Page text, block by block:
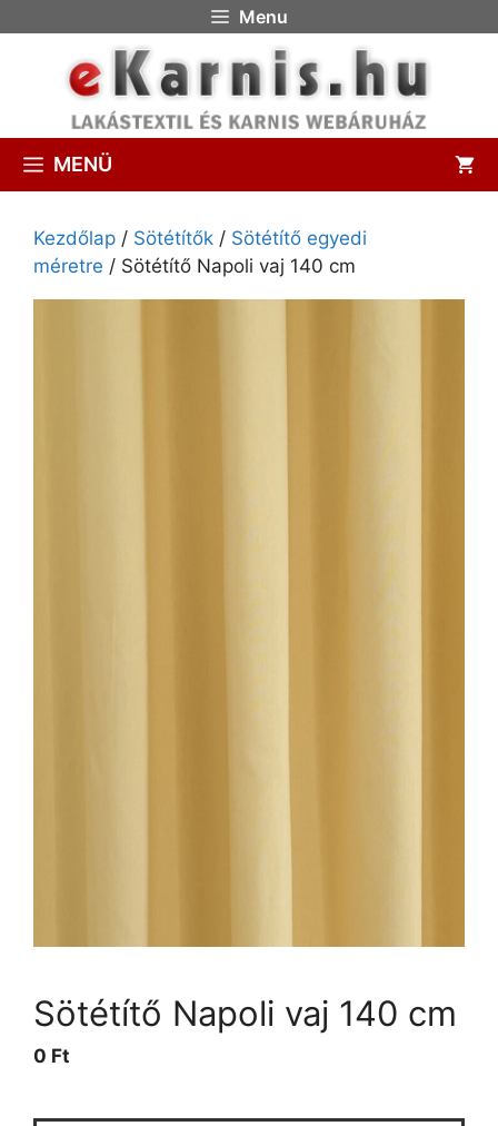
Menu
MENÜ
Kezdőlap / Sötétítők / Sötétítő egyedi
méretre / Sötétítő Napoli vaj 140 cm
Sötétítő Napoli vaj 140 cm
0 Ft